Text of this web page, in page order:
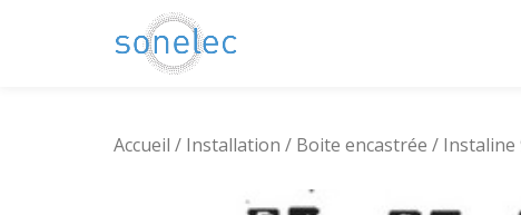
Accueil / Installation / Boite encastrée / Instaline